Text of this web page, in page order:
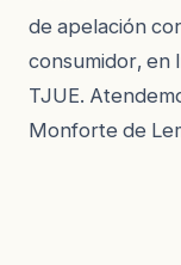
de apelación
consumidor, en
TJUE.
Monforte de